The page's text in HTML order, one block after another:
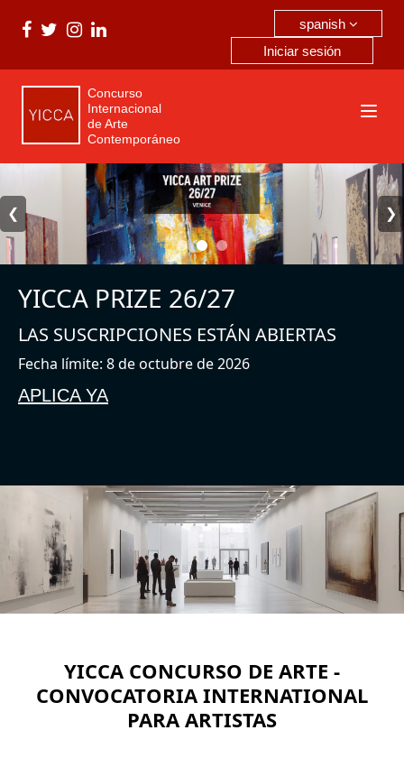
spanish
Iniciar sesión
Concurso
Internacional
de Arte
Contemporáneo
❮ ❯
YICCA PRIZE 26/27
LAS SUSCRIPCIONES ESTÁN ABIERTAS
Fecha límite: 8 de octubre de 2026
APLICA YA
YICCA CONCURSO DE ARTE -
CONVOCATORIA INTERNATIONAL
PARA ARTISTAS